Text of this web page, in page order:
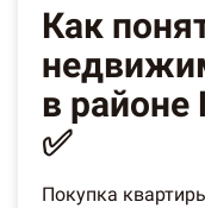
Как
в
✅
Покупка